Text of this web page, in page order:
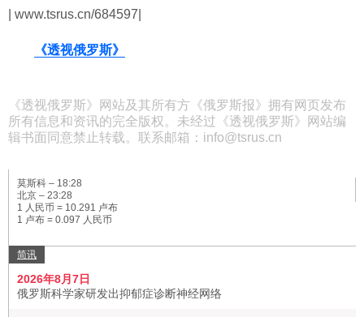
文化
体育
旅游
视听
| www.tsrus.cn/684597|
《透视俄罗斯》
《透视俄罗斯》网站及其所有方《俄罗斯报》拥有网页发布
所有信息和资讯的完全版权。未经过《透视俄罗斯》网站编
辑书面同意禁止转载。联系邮箱：info@tsrus.cn
莫斯科 – 18:28
北京 – 23:28
1 人民币 = 10.291 卢布
1 卢布 = 0.097 人民币
简讯
2026年8月7日
俄罗斯科学家研发出抑郁症诊断神经网络